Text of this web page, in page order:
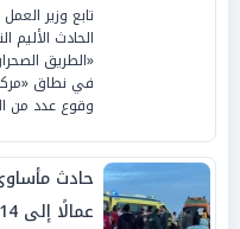
تابع وزير
الحادث الأليم
«الطريق
في نطاق
وقوع عدد من
حادث
عمالًا إلى 14 شخصًا